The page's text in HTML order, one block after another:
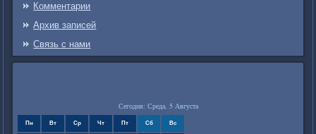
Комментарии
Архив записей
Связь c нами
Сегодня: Среда, 5 Августа
Пн Вт Ср Чт Пт Сб Вс